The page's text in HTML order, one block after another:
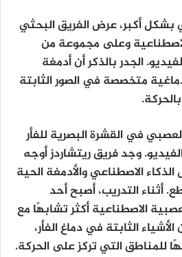
بشكل أكبر، عرض الفريق البحثي
وعلى مجموعة من
الجدر بالذكر أن أدمغة
متخصصة في الصور الثابتة
في القشرة البصرية للفأر
وجد فريق ريتشاردز أوجه
الاصطناعي والأدمغة الحية
أثناء التدريب، أصبح أحد
الاصطناعية أكثر تشابهًا مع
الثابتة في دماغ الفأر،
للمناطق التي تركز على الحركة.